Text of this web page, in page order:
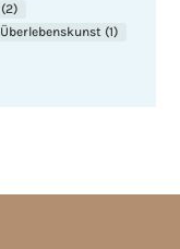
(2)
Überlebenskunst (1)